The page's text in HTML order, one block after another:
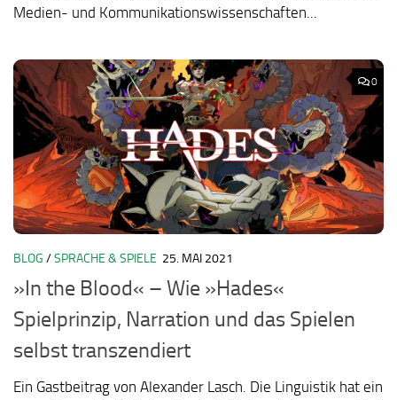
Medien- und Kommunikationswissenschaften...
0
BLOG /SPRACHE & SPIELE 25. MAI 2021
»In the Blood« – Wie »Hades«
Spielprinzip, Narration und das Spielen
selbst transzendiert
Ein Gastbeitrag von Alexander Lasch. Die Linguistik hat ein